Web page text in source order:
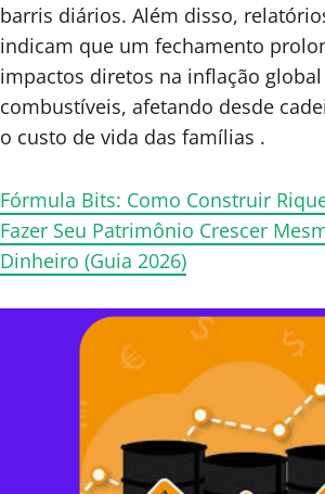
barris diários. Além disso,
indicam que um fechamento
impactos diretos na inflação
combustíveis, afetando desde
o custo de vida das famílias .
Fórmula Bits: Como Construir
Fazer Seu Patrimônio Crescer
Dinheiro (Guia 2026)